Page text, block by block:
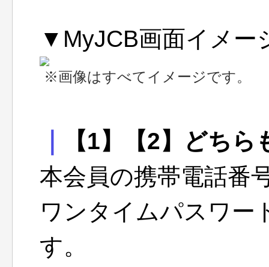
▼MyJCB画面イメー
※画像はすべてイメージです。
【1】【2】どち
本会員の携帯電話番
ワンタイムパスワー
す。